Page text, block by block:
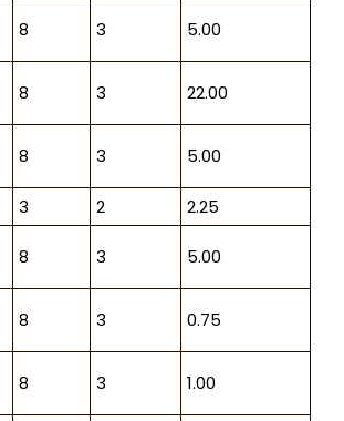
8 3 5.00
8 3 22.00
8 3 5.00
3 2 2.25
8 3 5.00
8 3 0.75
8 3 1.00